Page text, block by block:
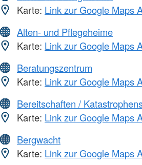
Karte: Link zur Google Maps
Alten- und Pflegeheime
Karte: Link zur Google Maps
Beratungszentrum
Karte: Link zur Google Maps
Bereitschaften /
Karte: Link zur Google Maps
Bergwacht
Karte: Link zur Google Maps